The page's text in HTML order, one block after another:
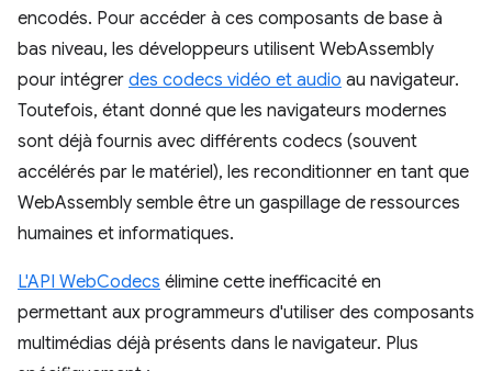
encodés. Pour accéder à ces composants de base à
bas niveau, les développeurs utilisent WebAssembly
pour intégrer des codecs vidéo et audio au navigateur.
Toutefois, étant donné que les navigateurs modernes
sont déjà fournis avec différents codecs (souvent
accélérés par le matériel), les reconditionner en tant que
WebAssembly semble être un gaspillage de ressources
humaines et informatiques.
L'API WebCodecs élimine cette inefficacité en
permettant aux programmeurs d'utiliser des composants
multimédias déjà présents dans le navigateur. Plus